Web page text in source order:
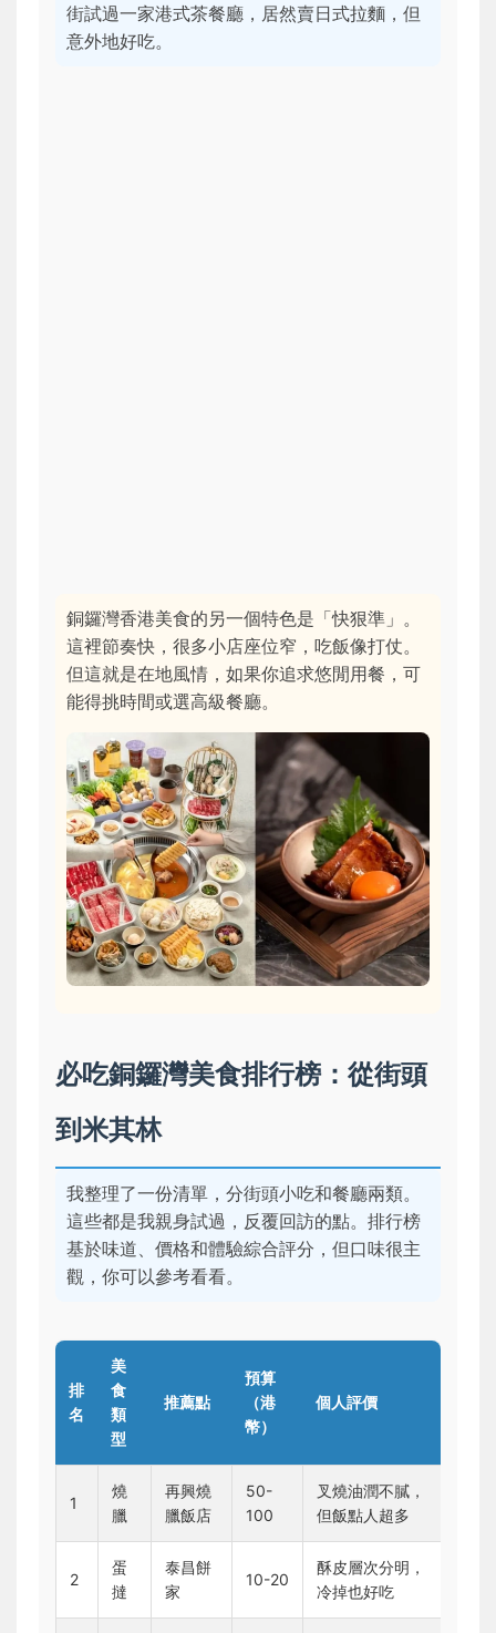
街試過一家港式茶餐廳，居然賣日式拉麵，但
意外地好吃。
銅鑼灣香港美食的另一個特色是「快狠準」。
這裡節奏快，很多小店座位窄，吃飯像打仗。
但這就是在地風情，如果你追求悠閒用餐，可
能得挑時間或選高級餐廳。
必吃銅鑼灣美食排行榜：從街頭
到米其林
我整理了一份清單，分街頭小吃和餐廳兩類。
這些都是我親身試過，反覆回訪的點。排行榜
基於味道、價格和體驗綜合評分，但口味很主
觀，你可以參考看看。
排
名
美
食
類
型
推薦點
預算
（港
幣）
個人評價
1
燒
臘
再興燒
臘飯店
50-
100
叉燒油潤不膩，
但飯點人超多
2
蛋
撻
泰昌餅
家
10-20
酥皮層次分明，
冷掉也好吃